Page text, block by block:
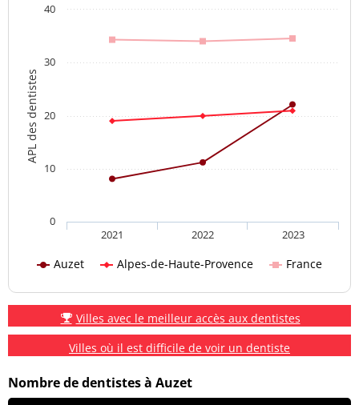
APL des dentistes
Auzet Alpes-de-Haute-Provence France
2021 2022 2023
0
10
20
30
40
Villes avec le meilleur accès aux dentistes
Villes où il est difficile de voir un dentiste
Nombre de dentistes à Auzet